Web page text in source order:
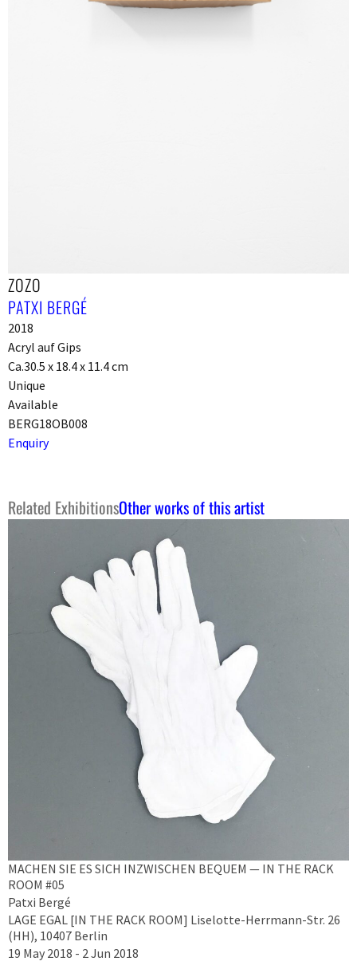
ZOZO
PATXI BERGÉ
2018
Acryl auf Gips
Ca.30.5 x 18.4 x 11.4 cm
Unique
Available
BERG18OB008
Enquiry
Related ExhibitionsOther works of this artist
MACHEN SIE ES SICH INZWISCHEN BEQUEM — IN THE RACK
ROOM #05
Patxi Bergé
LAGE EGAL [IN THE RACK ROOM] Liselotte-Herrmann-Str. 26
(HH), 10407 Berlin
19 May 2018 - 2 Jun 2018